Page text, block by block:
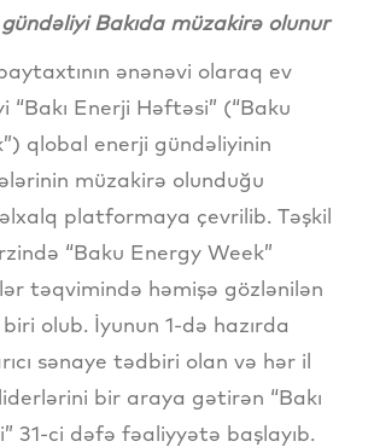
Bakıda müzakirə olunur
ənənəvi olaraq ev
“Bakı Enerji Həftəsi” (“Baku
qlobal enerji gündəliyinin
müzakirə olunduğu
platformaya çevrilib. Təşkil
“Baku Energy Week”
təqvimində həmişə gözlənilən
olub. İyunun 1-də hazırda
sənaye tədbiri olan və hər il
bir araya gətirən “Bakı
31-ci dəfə fəaliyyətə başlayıb.